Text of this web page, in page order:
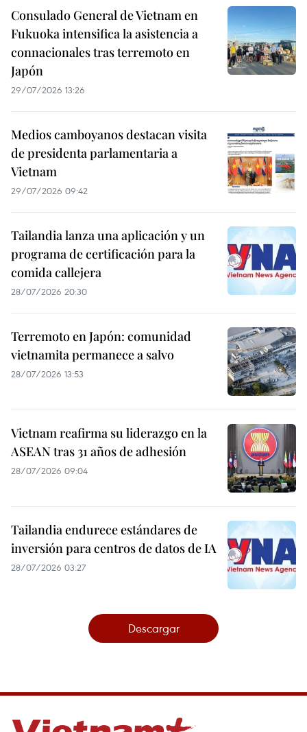
Consulado General de Vietnam en
Fukuoka intensifica la asistencia a
connacionales tras terremoto en
Japón
29/07/2026 13:26
Medios camboyanos destacan visita
de presidenta parlamentaria a
Vietnam
29/07/2026 09:42
Tailandia lanza una aplicación y un
programa de certificación para la
comida callejera
28/07/2026 20:30
Terremoto en Japón: comunidad
vietnamita permanece a salvo
28/07/2026 13:53
Vietnam reafirma su liderazgo en la
ASEAN tras 31 años de adhesión
28/07/2026 09:04
Tailandia endurece estándares de
inversión para centros de datos de IA
28/07/2026 03:27
Descargar